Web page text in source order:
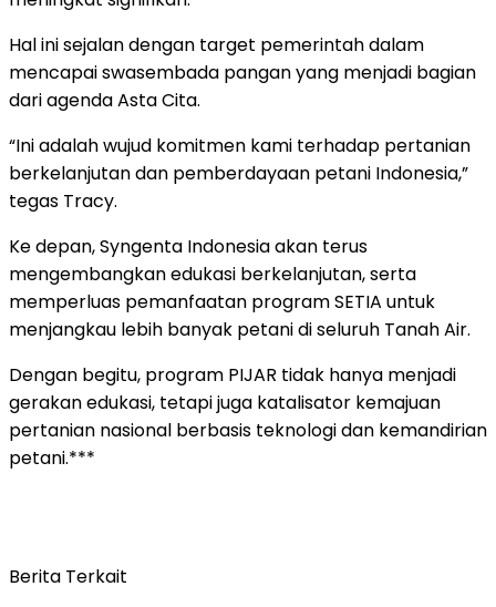
Hal ini sejalan dengan target pemerintah dalam
mencapai swasembada pangan yang menjadi bagian
dari agenda Asta Cita.
“Ini adalah wujud komitmen kami terhadap pertanian
berkelanjutan dan pemberdayaan petani Indonesia,”
tegas Tracy.
Ke depan, Syngenta Indonesia akan terus
mengembangkan edukasi berkelanjutan, serta
memperluas pemanfaatan program SETIA untuk
menjangkau lebih banyak petani di seluruh Tanah Air.
Dengan begitu, program PIJAR tidak hanya menjadi
gerakan edukasi, tetapi juga katalisator kemajuan
pertanian nasional berbasis teknologi dan kemandirian
petani.***
Berita Terkait